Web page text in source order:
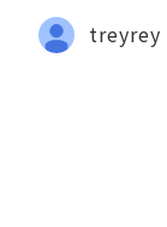
treyrey